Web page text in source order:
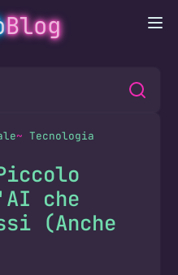
Blog
Tecnologia
che
(Anche